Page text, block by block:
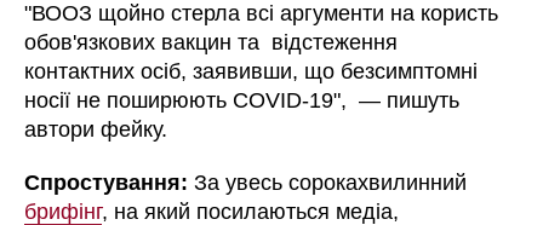
"ВООЗ щойно стерла всі аргументи на користь
обов'язкових вакцин та відстеження
контактних осіб, заявивши, що безсимптомні
носії не поширюють COVID-19", — пишуть
автори фейку.
Спростування:За увесь сорокахвилинний
брифінг, на який посилаються медіа,